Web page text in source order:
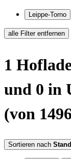
Leippe-Torno
alle Filter entfernen
1
und 0 in
(von
Sortieren nach